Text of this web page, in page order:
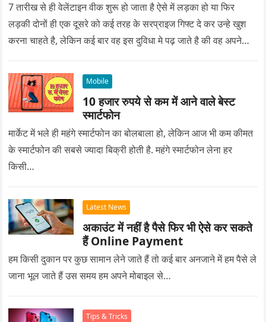
7 तारीख से ही वेलेंटाइन वीक शुरू हो जाता है ऐसे में लड़का हो या फिर
लड़की दोनों ही एक दूसरे को कई तरह के सरप्राइज गिफ्ट दे कर उन्हे खुश
करना चाहते है, लेकिन कई बार वह इस दुविधा मे पढ़ जाते है की वह अपने
Mobile
10 हजार रुपये से कम में आने वाले बेस्ट
स्मार्टफोन
मार्केट में भले ही महंगे स्मार्टफोन का बोलबाला हो, लेकिन आज भी कम कीमत
के स्मार्टफोन की सबसे ज्यादा बिक्री होती है. महंगे स्मार्टफोन लेना हर
किसी…
Latest News
अकाउंट में नहीं है पैसे फिर भी ऐसे कर सकते
हैं Online Payment
हम किसी दुकान पर कुछ सामान लेने जाते हैं तो कई बार अनजाने में हम पैसे ले
जाना भूल जाते हैं उस समय हम अपने मोबाइल से…
Tips & Tricks